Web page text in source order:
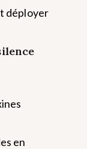
déployer
en